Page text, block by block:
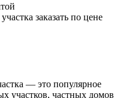
— это популярное
участков, частных домов